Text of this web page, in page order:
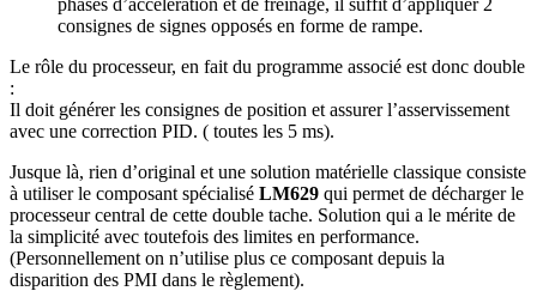
consignes de signes opposés en forme de rampe.
Le rôle du processeur, en fait du programme associé est donc double
:
Il doit générer les consignes de position et assurer l’asservissement
avec une correction PID. ( toutes les 5 ms).
Jusque là, rien d’original et une solution matérielle classique consiste
à utiliser le composant spécialisé LM629 qui permet de décharger le
processeur central de cette double tache. Solution qui a le mérite de
la simplicité avec toutefois des limites en performance.
(Personnellement on n’utilise plus ce composant depuis la
disparition des PMI dans le règlement).